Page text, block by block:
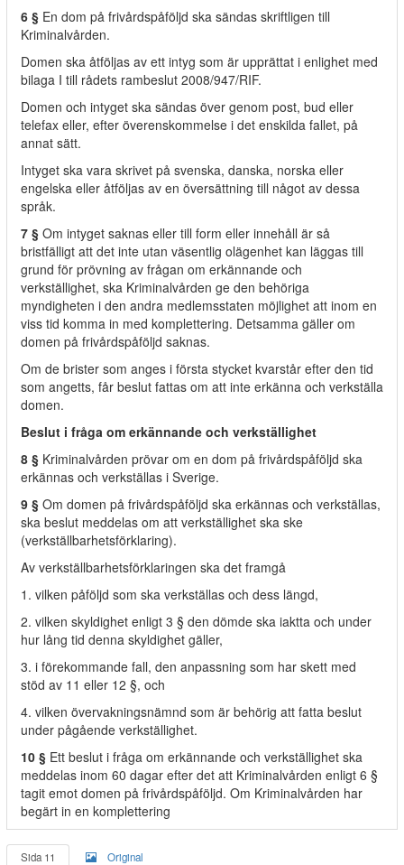
6 § En dom på frivårdspåföljd ska sändas skriftligen till
Kriminalvården.
Domen ska åtföljas av ett intyg som är upprättat i enlighet med
bilaga I till rådets rambeslut 2008/947/RIF.
Domen och intyget ska sändas över genom post, bud eller
telefax eller, efter överenskommelse i det enskilda fallet, på
annat sätt.
Intyget ska vara skrivet på svenska, danska, norska eller
engelska eller åtföljas av en översättning till något av dessa
språk.
7 § Om intyget saknas eller till form eller innehåll är så
bristfälligt att det inte utan väsentlig olägenhet kan läggas till
grund för prövning av frågan om erkännande och
verkställighet, ska Kriminalvården ge den behöriga
myndigheten i den andra medlemsstaten möjlighet att inom en
viss tid komma in med komplettering. Detsamma gäller om
domen på frivårdspåföljd saknas.
Om de brister som anges i första stycket kvarstår efter den tid
som angetts, får beslut fattas om att inte erkänna och verkställa
domen.
Beslut i fråga om erkännande och verkställighet
8 § Kriminalvården prövar om en dom på frivårdspåföljd ska
erkännas och verkställas i Sverige.
9 § Om domen på frivårdspåföljd ska erkännas och verkställas,
ska beslut meddelas om att verkställighet ska ske
(verkställbarhetsförklaring).
Av verkställbarhetsförklaringen ska det framgå
1. vilken påföljd som ska verkställas och dess längd,
2. vilken skyldighet enligt 3 § den dömde ska iaktta och under
hur lång tid denna skyldighet gäller,
3. i förekommande fall, den anpassning som har skett med
stöd av 11 eller 12 §, och
4. vilken övervakningsnämnd som är behörig att fatta beslut
under pågående verkställighet.
10 § Ett beslut i fråga om erkännande och verkställighet ska
meddelas inom 60 dagar efter det att Kriminalvården enligt 6 §
tagit emot domen på frivårdspåföljd. Om Kriminalvården har
begärt in en komplettering
Sida 11 Original